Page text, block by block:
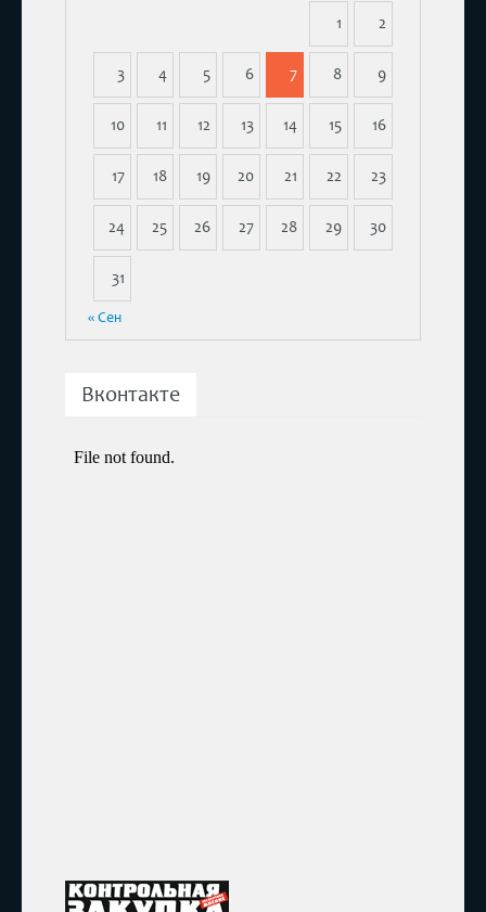
1 2
3 4 5 6 7 8 9
10 11 12 13 14 15 16
17 18 19 20 21 22 23
24 25 26 27 28 29 30
31
« Сен
Вконтакте